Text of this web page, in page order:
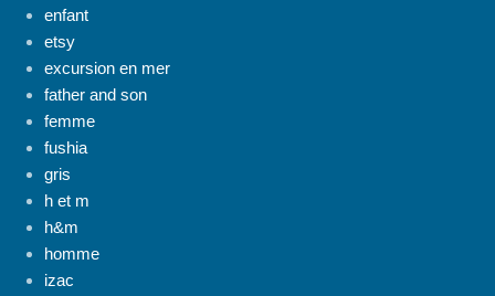
enfant
etsy
excursion en mer
father and son
femme
fushia
gris
h et m
h&m
homme
izac